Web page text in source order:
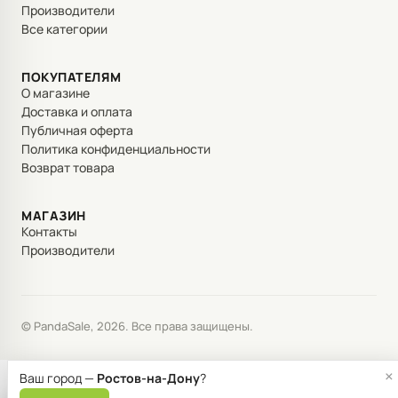
Производители
Все категории
ПОКУПАТЕЛЯМ
О магазине
Доставка и оплата
Публичная оферта
Политика конфиденциальности
Возврат товара
МАГАЗИН
Контакты
Производители
© PandaSale, 2026. Все права защищены.
Ваш город — Ростов-на-Дону?
×